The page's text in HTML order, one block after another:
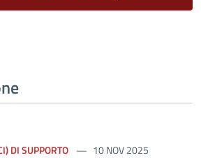
DI SUPPORTO 10 NOV 2025